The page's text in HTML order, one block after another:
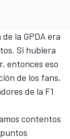
la GPDA era
Si hubiera
entonces eso
de los fans,
de la F1
contentos